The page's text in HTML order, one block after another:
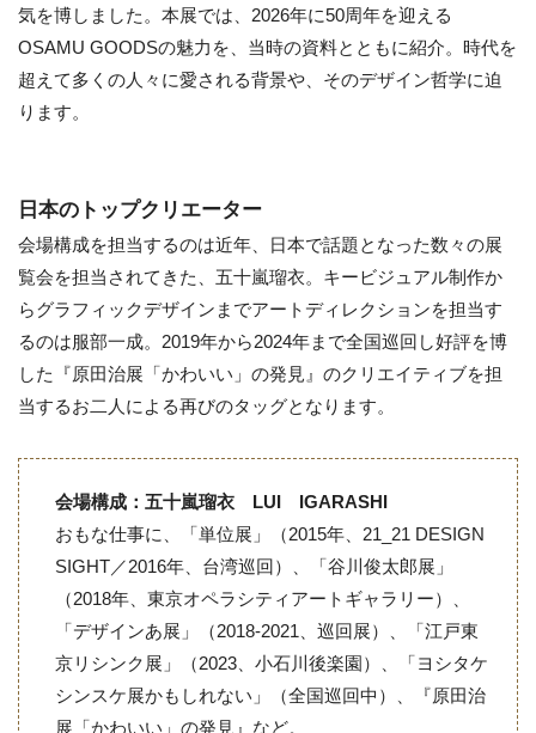
気を博しました。本展では、2026年に50周年を迎える
OSAMU GOODSの魅力を、当時の資料とともに紹介。時代を
超えて多くの人々に愛される背景や、そのデザイン哲学に迫
ります。
日本のトップクリエーター
会場構成を担当するのは近年、日本で話題となった数々の展
覧会を担当されてきた、五十嵐瑠衣。キービジュアル制作か
らグラフィックデザインまでアートディレクションを担当す
るのは服部一成。2019年から2024年まで全国巡回し好評を博
した『原田治展「かわいい」の発見』のクリエイティブを担
当するお二人による再びのタッグとなります。
会場構成：五十嵐瑠衣 LUI IGARASHI
おもな仕事に、「単位展」（2015年、21_21 DESIGN
SIGHT／2016年、台湾巡回）、「谷川俊太郎展」
（2018年、東京オペラシティアートギャラリー）、
「デザインあ展」（2018-2021、巡回展）、「江戸東
京リシンク展」（2023、小石川後楽園）、「ヨシタケ
シンスケ展かもしれない」（全国巡回中）、『原田治
展「かわいい」の発見』など。